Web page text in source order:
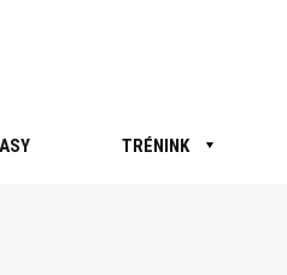
TRÉNINK